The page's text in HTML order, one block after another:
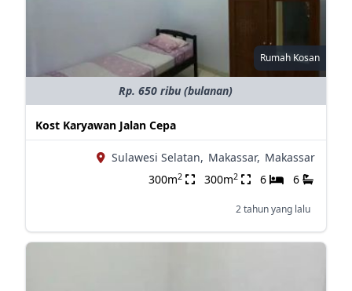
Rumah Kosan
Rp. 650 ribu (bulanan)
Kost Karyawan Jalan Cepa
Sulawesi Selatan, Makassar, Makassar
300m2 300m2 6 6
2 tahun yang lalu